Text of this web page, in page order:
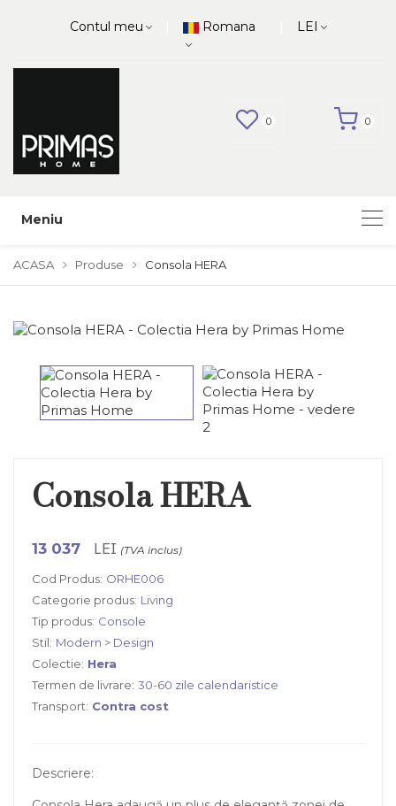
Contul meu Romana LEI
0 0
Meniu
ACASA Produse Consola HERA
Consola HERA
13 037 LEI (TVA inclus)
Cod Produs: ORHE006
Categorie produs: Living
Tip produs: Console
Stil: Modern > Design
Colectie: Hera
Termen de livrare: 30-60 zile calendaristice
Transport: Contra cost
Descriere: